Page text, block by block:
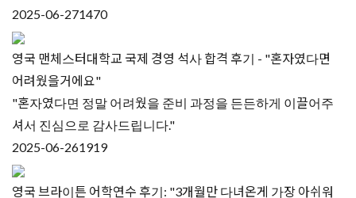
2025-06-271470
영국 맨체스터대학교 국제 경영 석사 합격 후기 - "혼자였다면
어려웠을거에요"
"혼자였다면 정말 어려웠을 준비 과정을 든든하게 이끌어주
셔서 진심으로 감사드립니다."
2025-06-261919
영국 브라이튼 어학연수 후기: "3개월만 다녀온게 가장 아쉬워